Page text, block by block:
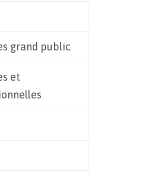
grand public
et